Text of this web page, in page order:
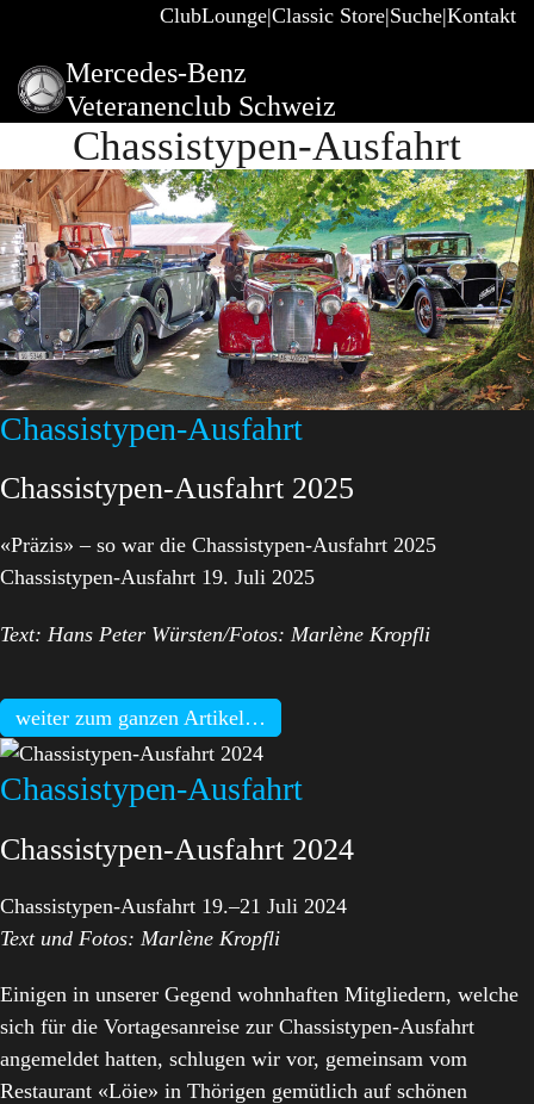
ClubLounge Classic Store Suche Kontakt
Mercedes-Benz
Veteranenclub Schweiz
Chassistypen-Ausfahrt
Chassistypen-Ausfahrt
Chassistypen-Ausfahrt 2025
«Präzis» – so war die Chassistypen-Ausfahrt 2025
Chassistypen-Ausfahrt 19. Juli 2025
Text: Hans Peter Würsten/Fotos: Marlène Kropfli
weiter zum ganzen Artikel…
Chassistypen-Ausfahrt
Chassistypen-Ausfahrt 2024
Chassistypen-Ausfahrt 19.–21 Juli 2024
Text und Fotos: Marlène Kropfli
Einigen in unserer Gegend wohnhaften Mitgliedern, welche
sich für die Vortagesanreise zur Chassistypen-Ausfahrt
angemeldet hatten, schlugen wir vor, gemeinsam vom
Restaurant «Löie» in Thörigen gemütlich auf schönen